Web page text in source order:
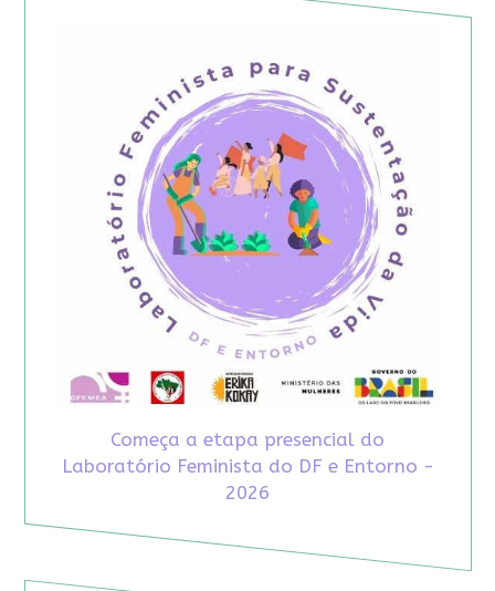
Começa a etapa presencial do
Laboratório Feminista do DF e Entorno -
2026